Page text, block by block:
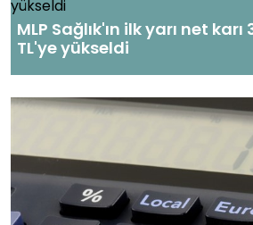
MLP Sağlık'ın ilk yarı net
TL'ye yükseldi